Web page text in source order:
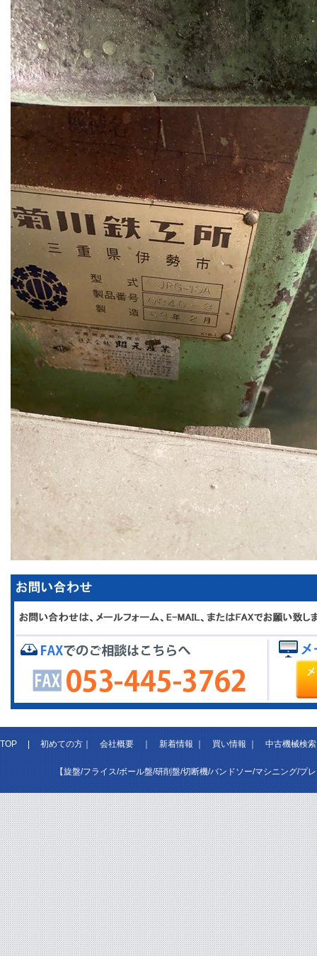
TOP|初めての方｜会社概要｜新着情報｜買い情報｜中古機械検索
【旋盤/フライス/ボール盤/研削盤/切断機/バンドソー/マシニング/プ